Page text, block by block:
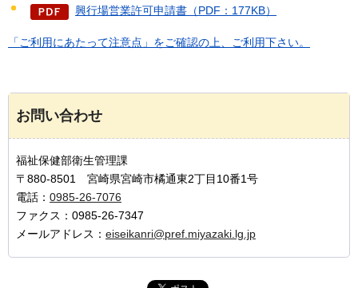
興行場営業許可申請書（PDF：177KB）
「ご利用にあたって注意点」をご確認の上、ご利用下さい。
お問い合わせ
福祉保健部衛生管理課
〒880-8501 宮崎県宮崎市橘通東2丁目10番1号
電話： 0985-26-7076
ファクス：0985-26-7347
メールアドレス： eiseikanri@pref.miyazaki.lg.jp